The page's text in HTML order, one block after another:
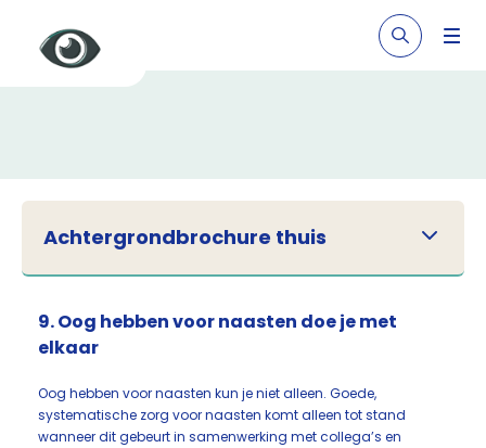
Achtergrondbrochure thuis
9. Oog hebben voor naasten doe je met
elkaar
Oog hebben voor naasten kun je niet alleen. Goede,
systematische zorg voor naasten komt alleen tot stand
wanneer dit gebeurt in samenwerking met collega’s en